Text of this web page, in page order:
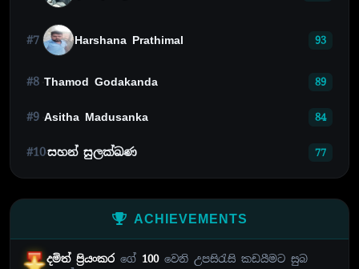
#7 Harshana Prathimal 93
#8 Thamod Godakanda 89
#9 Asitha Madusanka 84
#10සහන් සුලක්ඛණ 77
ACHIEVEMENTS
දමිත් ප්‍රියංකරගේ 100වෙනි උපසිරැසි කඩයීමට සුබ